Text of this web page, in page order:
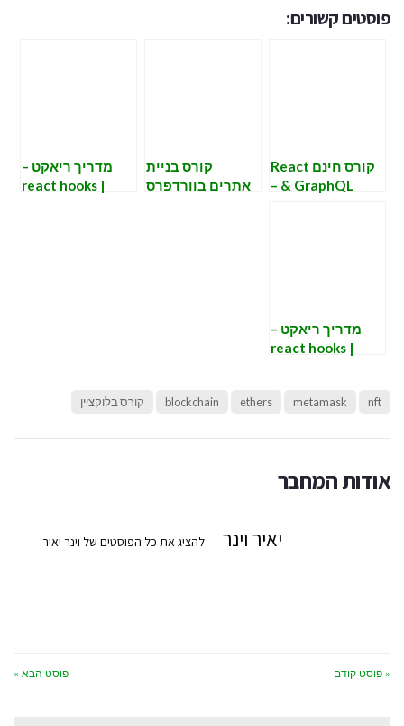
פוסטים קשורים:
קורס חינם React
& GraphQL –
קורס בניית
אתרים בוורדפרס
מדריך ריאקט –
react hooks |
מדריך ריאקט –
react hooks |
blockchain ethers metamask nft קורס בלוקציין
אודות המחבר
יאיר וינר להציג את כל הפוסטים של וינר יאיר
« פוסט קודם פוסט הבא »